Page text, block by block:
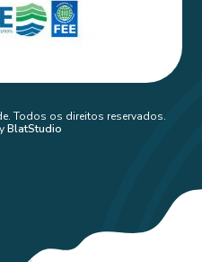
Todos os direitos reservados.
BlatStudio